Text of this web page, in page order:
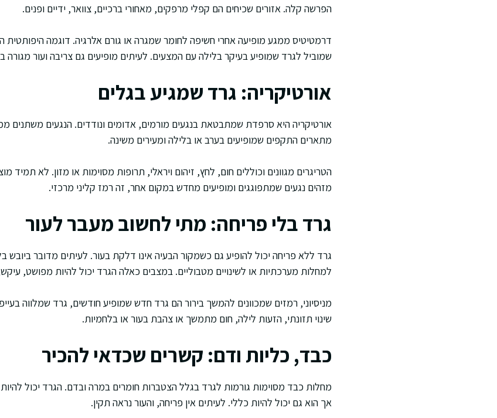
הפרשה קלה. אזורים שכיחים הם קפלי מרפקים, מאחורי ברכיים, צוואר, ידיים ופנים.
דרמטיטיס ממגע מופיעה אחרי חשיפה לחומר שמגרה או גורם אלרגיה. דוגמה
שמוביל לגרד שמופיע בעיקר בלילה עם המצעים. לעיתים מופיעים גם צריבה ועור מגורה
אורטיקריה: גרד שמגיע בגלים
אורטיקריה היא סרפדת שמתבטאת בנגעים מורמים, אדומים ונודדים. הנגעים משתנים
מתארים התקפים שמופיעים בערב או בלילה ומעירים משינה.
הטריגרים מגוונים וכוללים חום, לחץ, זיהום ויראלי, תרופות מסוימות או מזון. לא תמיד
מזהים נגעים שמתפוגגים ומופיעים מחדש במקום אחר, זה רמז קליני מרכזי.
גרד בלי פריחה: מתי לחשוב מעבר לעור
גרד ללא פריחה יכול להופיע גם כשמקור הבעיה אינו דלקת בעור. לעיתים מדובר
למחלות מערכתיות או לשינויים מטבוליים. במצבים כאלה הגרד יכול להיות מפושט,
מניסיוני, רמזים שמכוונים להמשך בירור הם גרד חדש שמופיע חודשים, גרד שמלווה
שינוי תזונתי, הזעות לילה, חום מתמשך או צהבת בעור או בלחמיות.
כבד, כליות ודם: קשרים שכדאי להכיר
מחלות כבד מסוימות גורמות לגרד בגלל הצטברות חומרים במרה ובדם. הגרד יכול להיות
אך הוא גם יכול להיות כללי. לעיתים אין פריחה, והעור נראה תקין.